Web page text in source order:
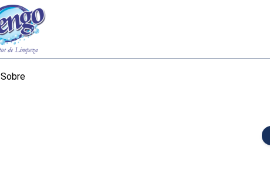
Sobre